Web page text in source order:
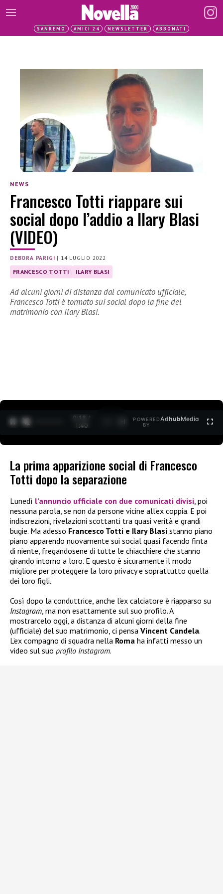
SANREMO AMICI 24 NEWSLETTER ABBONATI
NEWS
Francesco Totti riappare sui
social dopo l’addio a Ilary Blasi
(VIDEO)
DEBORA PARIGI | 14 LUGLIO 2022
FRANCESCO TOTTI ILARY BLASI
Ad alcuni giorni di distanza dal comunicato ufficiale,
Francesco Totti è tormato sui social dopo la fine del
matrimonio con Ilary Blasi.
0:19 /
1:40
POWERED
BY
AdhubMedia
La prima apparizione social di Francesco
Totti dopo la separazione
Lunedì l’annuncio ufficiale con due comunicati divisi, poi
nessuna parola, se non da persone vicine all’ex coppia. E poi
indiscrezioni, rivelazioni scottanti tra quasi verità e grandi
bugie. Ma adesso Francesco Totti e Ilary Blasi stanno piano
piano apparendo nuovamente sui social quasi facendo finta
di niente, fregandosene di tutte le chiacchiere che stanno
girando intorno a loro. E questo è sicuramente il modo
migliore per proteggere la loro privacy e soprattutto quella
dei loro figli.
Così dopo la conduttrice, anche l’ex calciatore è riapparso su
Instagram, ma non esattamente sul suo profilo. A
mostrarcelo oggi, a distanza di alcuni giorni della fine
(ufficiale) del suo matrimonio, ci pensa Vincent Candela.
L’ex compagno di squadra nella Roma ha infatti messo un
video sul suo profilo Instagram.